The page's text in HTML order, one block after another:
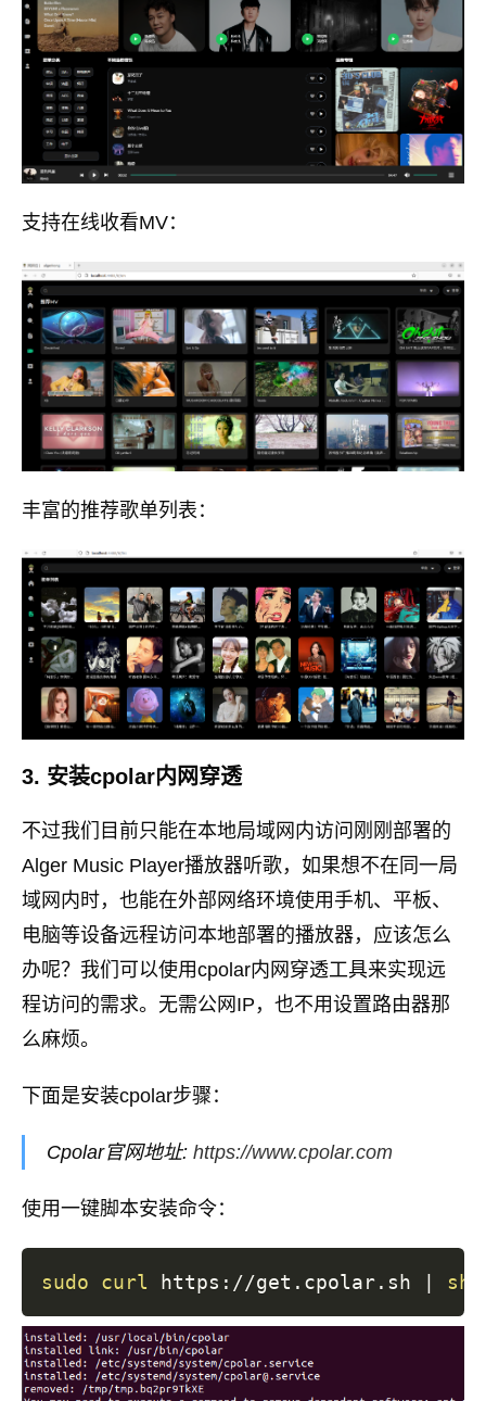
支持在线收看MV：
丰富的推荐歌单列表：
3. 安装cpolar内网穿透
不过我们目前只能在本地局域网内访问刚刚部署的
Alger Music Player播放器听歌，如果想不在同一局
域网内时，也能在外部网络环境使用手机、平板、
电脑等设备远程访问本地部署的播放器，应该怎么
办呢？我们可以使用cpolar内网穿透工具来实现远
程访问的需求。无需公网IP，也不用设置路由器那
么麻烦。
下面是安装cpolar步骤：
Cpolar官网地址: https://www.cpolar.com
使用一键脚本安装命令：
sudo curl https://get.cpolar.sh | sh